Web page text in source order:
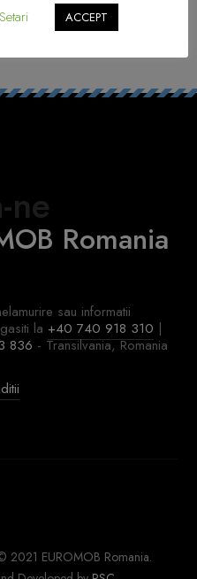
ne
Romania
sau informatii
la+40 740 918 310 |
836 - Transilvania, Romania
2021 EUROMOB Romania.
Setari ACCEPT